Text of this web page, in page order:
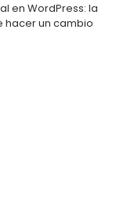
en WordPress: la
hacer un cambio